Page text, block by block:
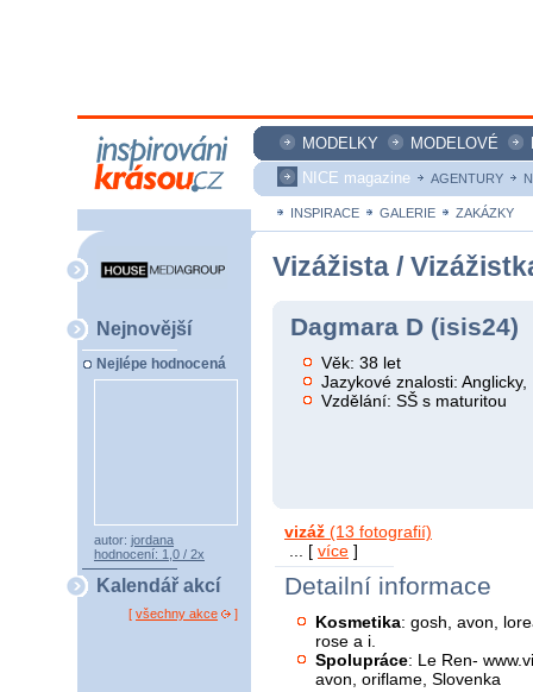
MODELKY MODELOVÉ
NICE magazine
AGENTURY
INSPIRACE GALERIE ZAKÁZKY
Nejnovější
Nejlépe hodnocená
autor: jordana
hodnocení: 1,0 / 2x
Kalendář akcí
[ všechny akce ]
Vizážista /
Dagmara D (isis24)
Věk: 38 let
Jazykové znalosti:
Vzdělání: SŠ s maturitou
vizáž (13 fotografií)
... [ více ]
Detailní informace
Kosmetika: gosh, avon,
rose a i.
Spolupráce: Le Ren-
avon, oriflame, Slovenka